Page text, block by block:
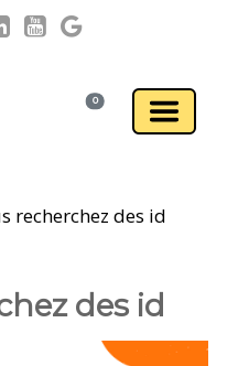
0
recherchez des id
des id